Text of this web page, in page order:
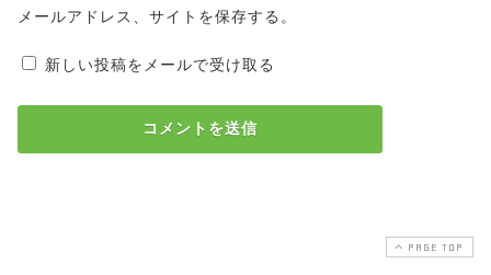
メールアドレス、サイトを保存する。
新しい投稿をメールで受け取る
PAGE TOP